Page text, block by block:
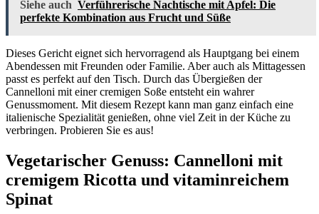
Siehe auch Verführerische Nachtische mit Apfel: Die
perfekte Kombination aus Frucht und Süße
Dieses Gericht eignet sich hervorragend als Hauptgang bei einem
Abendessen mit Freunden oder Familie. Aber auch als Mittagessen
passt es perfekt auf den Tisch. Durch das Übergießen der
Cannelloni mit einer cremigen Soße entsteht ein wahrer
Genussmoment. Mit diesem Rezept kann man ganz einfach eine
italienische Spezialität genießen, ohne viel Zeit in der Küche zu
verbringen. Probieren Sie es aus!
Vegetarischer Genuss: Cannelloni mit
cremigem Ricotta und vitaminreichem
Spinat